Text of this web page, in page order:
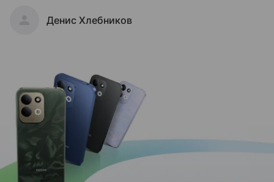
Денис Хлебников